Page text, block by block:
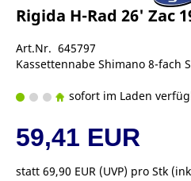
Rigida H-Rad 26' Zac
Art.Nr. 645797
Kassettennabe Shimano 8-fach
sofort im Laden
59,41 EUR
statt 69,90 EUR (UVP) pro Stk